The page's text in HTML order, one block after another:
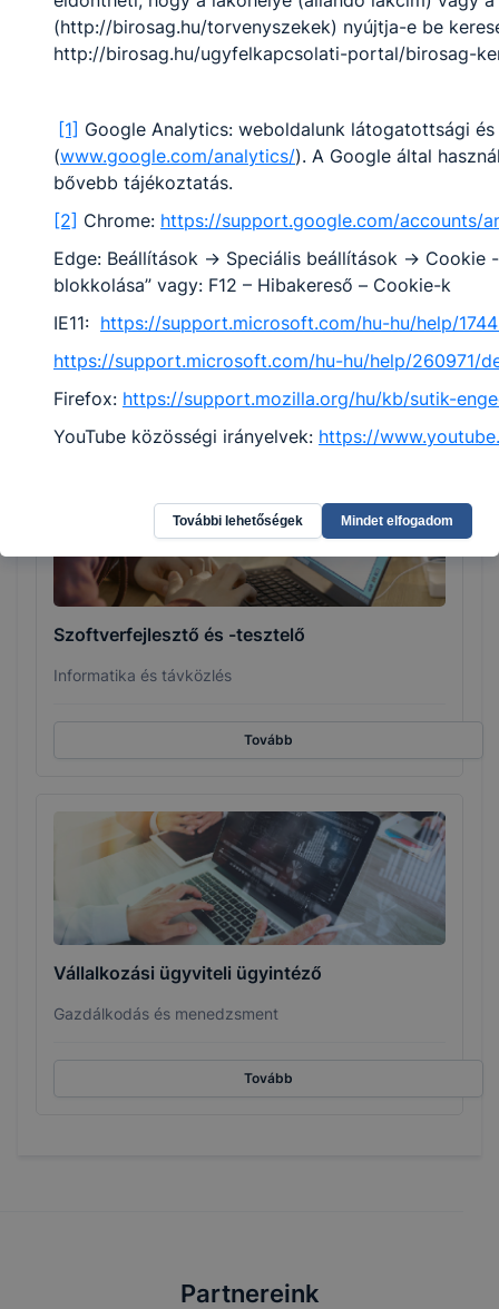
Tovább
Pénzügyi-számviteli ügyintéző
Gazdálkodás és menedzsment
Tovább
Szoftverfejlesztő és -tesztelő
Informatika és távközlés
Tovább
Vállalkozási ügyviteli ügyintéző
Gazdálkodás és menedzsment
Tovább
Partnereink
(http://birosag.hu/torvenyszekek) nyújtja-e be
http://birosag.hu/ugyfelkapcsolati-portal/birosag-
[1] Google Analytics: weboldalunk látogatottsági
(www.google.com/analytics/). A Google által
bővebb tájékoztatás.
[2] Chrome: https://support.google.com/accounts/
Edge: Beállítások -> Speciális beállítások ->
blokkolása” vagy: F12 – Hibakereső – Cookie-k
IE11: https://support.microsoft.com/hu-hu/help/
https://support.microsoft.com/hu-hu/help/260971/
Firefox: https://support.mozilla.org/hu/kb/sutik-
YouTube közösségi irányelvek: https://
További lehetőségek Mindet elfogadom